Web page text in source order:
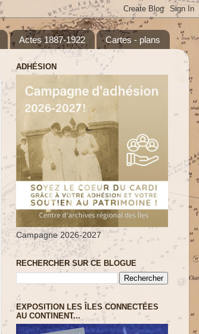
Actes 1887-1922 Cartes - plans
ADHÉSION
Campagne 2026-2027
RECHERCHER SUR CE BLOGUE
EXPOSITION LES ÎLES CONNECTÉES
AU CONTINENT...